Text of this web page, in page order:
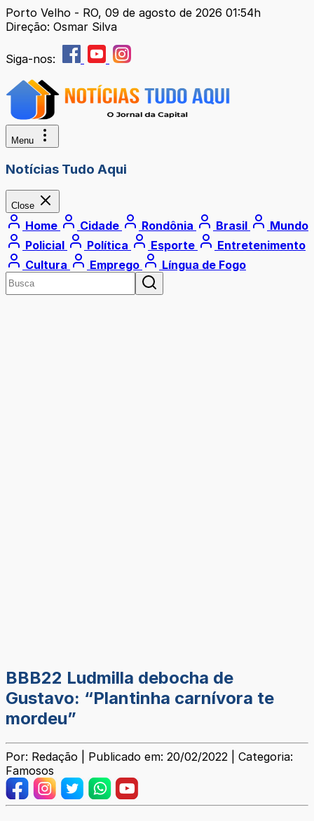
Porto Velho - RO, 09 de agosto de 2026 01:54h
Direção: Osmar Silva
Siga-nos:
Menu
Notícias Tudo Aqui
Close
Home Cidade Rondônia Brasil
Mundo
Policial
Política Esporte
Entretenimento
Cultura
Emprego Língua de Fogo
BBB22 Ludmilla debocha de
Gustavo: “Plantinha carnívora te
mordeu”
Por: Redação | Publicado em: 20/02/2022 | Categoria:
Famosos